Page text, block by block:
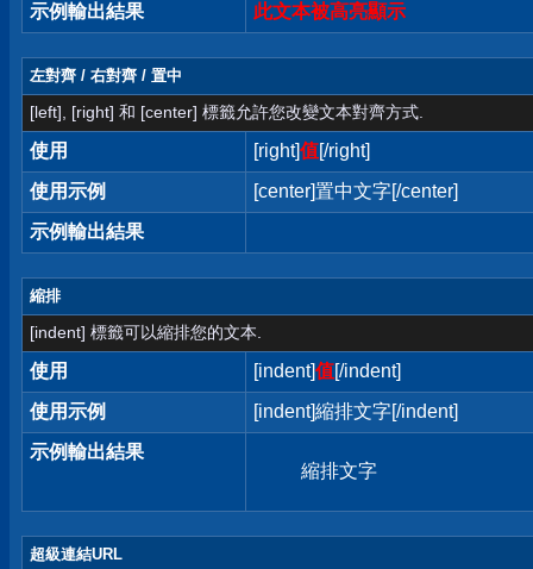
示例輸出結果
此文本被高亮顯示
左對齊 / 右對齊 / 置中
[left], [right] 和 [center] 標籤允許您改變文本對齊方式.
使用 [right]值[/right]
使用示例
[center]置中文字[/center]
示例輸出結果
縮排
[indent] 標籤可以縮排您的文本.
使用 [indent]值[/indent]
使用示例
[indent]縮排文字[/indent]
示例輸出結果
縮排文字
超級連結URL